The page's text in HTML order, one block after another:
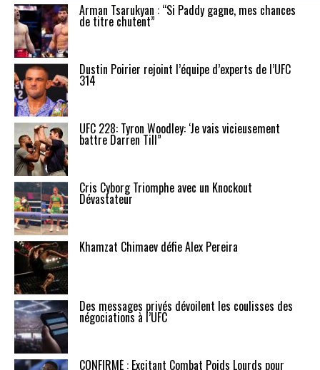
Arman Tsarukyan : “Si Paddy gagne, mes chances
de titre chutent”
Dustin Poirier rejoint l’équipe d’experts de l’UFC
314
UFC 228: Tyron Woodley: ‘Je vais vicieusement
battre Darren Till”
Cris Cyborg Triomphe avec un Knockout
Dévastateur
Khamzat Chimaev défie Alex Pereira
Des messages privés dévoilent les coulisses des
négociations à l’UFC
CONFIRMÉ : Excitant Combat Poids Lourds pour